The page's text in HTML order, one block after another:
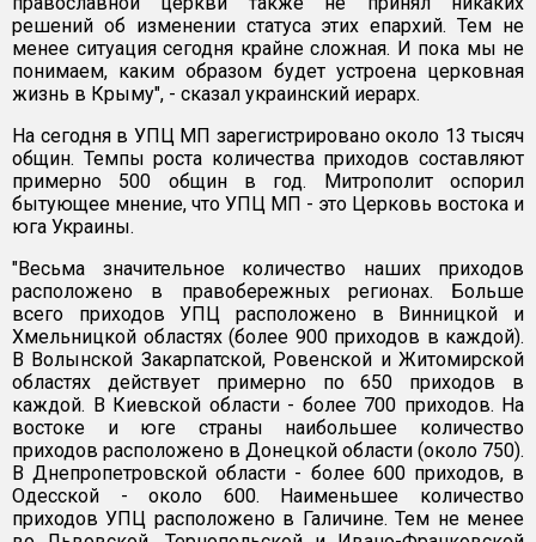
решений об изменении статуса этих епархий. Тем не
менее ситуация сегодня крайне сложная. И пока мы не
понимаем, каким образом будет устроена церковная
жизнь в Крыму", - сказал украинский иерарх.
На сегодня в УПЦ МП зарегистрировано около 13 тысяч
общин. Темпы роста количества приходов составляют
примерно 500 общин в год. Митрополит оспорил
бытующее мнение, что УПЦ МП - это Церковь востока и
юга Украины.
"Весьма значительное количество наших приходов
расположено в правобережных регионах. Больше
всего приходов УПЦ расположено в Винницкой и
Хмельницкой областях (более 900 приходов в каждой).
В Волынской Закарпатской, Ровенской и Житомирской
областях действует примерно по 650 приходов в
каждой. В Киевской области - более 700 приходов. На
востоке и юге страны наибольшее количество
приходов расположено в Донецкой области (около 750).
В Днепропетровской области - более 600 приходов, в
Одесской - около 600. Наименьшее количество
приходов УПЦ расположено в Галичине. Тем не менее